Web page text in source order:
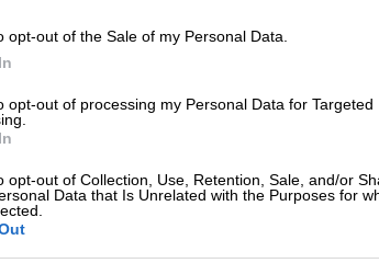
opt-out of the Sale of my Personal Data.
opt-out of processing my Personal Data for Targeted
opt-out of Collection, Use, Retention, Sale, and/or
Data that Is Unrelated with the Purposes for
της
αντιμετωπίζει η κόρη της μετά το
όπως είναι.Έχει κρίσεις πανικού και
Η Μίνα θέλει να βρίσκεται κοντά
ακριβώς. Για καφέ να καταλάβετε,
είπε η μάρτυρας, η οποία
το τροχαίο.